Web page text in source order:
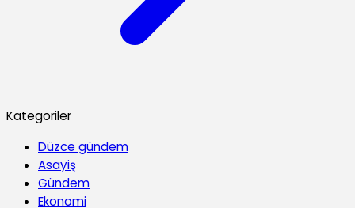
Kategoriler
Düzce gündem
Asayiş
Gündem
Ekonomi